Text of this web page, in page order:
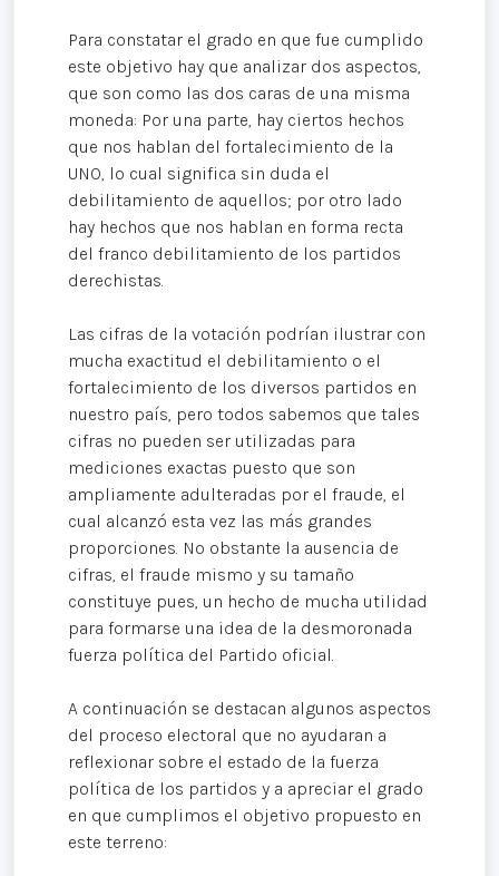
Para constatar el grado en que fue cumplido
este objetivo hay que analizar dos aspectos,
que son como las dos caras de una misma
moneda: Por una parte, hay ciertos hechos
que nos hablan del fortalecimiento de la
UNO, lo cual significa sin duda el
debilitamiento de aquellos; por otro lado
hay hechos que nos hablan en forma recta
del franco debilitamiento de los partidos
derechistas.
Las cifras de la votación podrían ilustrar con
mucha exactitud el debilitamiento o el
fortalecimiento de los diversos partidos en
nuestro país, pero todos sabemos que tales
cifras no pueden ser utilizadas para
mediciones exactas puesto que son
ampliamente adulteradas por el fraude, el
cual alcanzó esta vez las más grandes
proporciones. No obstante la ausencia de
cifras, el fraude mismo y su tamaño
constituye pues, un hecho de mucha utilidad
para formarse una idea de la desmoronada
fuerza política del Partido oficial.
A continuación se destacan algunos aspectos
del proceso electoral que no ayudaran a
reflexionar sobre el estado de la fuerza
política de los partidos y a apreciar el grado
en que cumplimos el objetivo propuesto en
este terreno: